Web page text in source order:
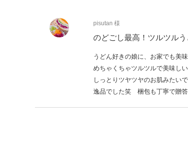
pisutan 様
のどごし最高！ツルツルう
うどん好きの娘に、お家でも美
めちゃくちゃツルツルで美味しい
しっとりツヤツヤのお肌みたい
逸品でした笑 梱包も丁寧で贈